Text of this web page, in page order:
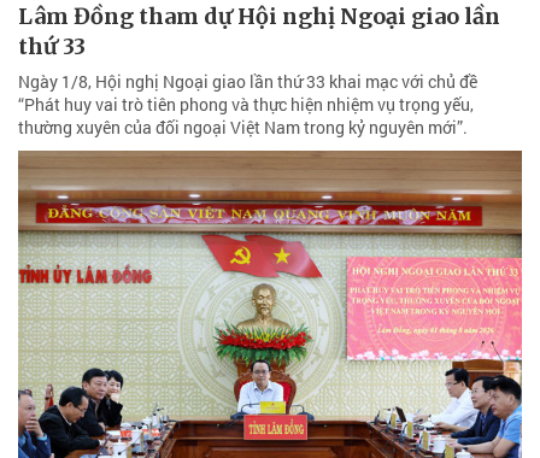
Lâm Đồng tham dự Hội nghị Ngoại giao lần
thứ 33
Ngày 1/8, Hội nghị Ngoại giao lần thứ 33 khai mạc với chủ đề
“Phát huy vai trò tiên phong và thực hiện nhiệm vụ trọng yếu,
thường xuyên của đối ngoại Việt Nam trong kỷ nguyên mới”.